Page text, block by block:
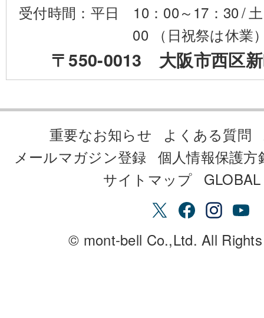
受付時間：平日 10：00～17：30/
00 （日祝祭は休業
〒550-0013 大阪市西区
重要なお知らせ よくある質問
メールマガジン登録 個人情報保護方
サイトマップ
© mont-bell Co.,Ltd. All